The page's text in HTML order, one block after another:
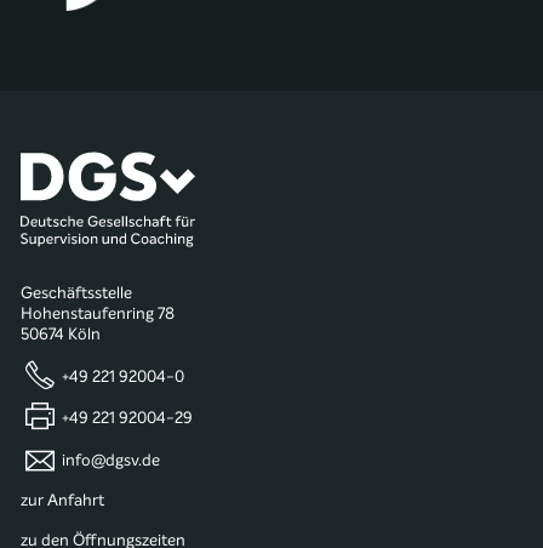
Geschäftsstelle
Hohenstaufenring 78
50674 Köln
+49 221 92004-0
+49 221 92004-29
info@dgsv.de
zur Anfahrt
zu den Öffnungszeiten